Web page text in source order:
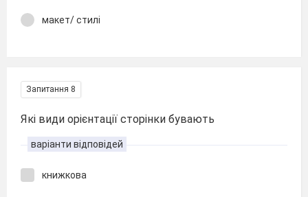
макет/ стилі
Запитання 8
Які види орієнтації сторінки бувають
варіанти відповідей
книжкова